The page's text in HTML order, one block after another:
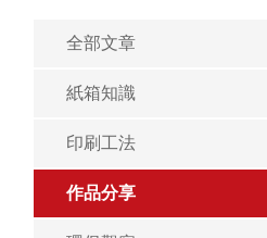
全部文章
紙箱知識
印刷工法
作品分享